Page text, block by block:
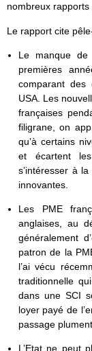
nombreux
Le rapport cite
Le manque
premières
comparant des
USA. Les
françaises
filigrane, on
qu’à certains
et écartent
s’intéresser à
innovantes.
Les PME
anglaises, au
généralement
patron de la
l’ai vécu
traditionnelle
dans une SCI
loyer payé de
passage
L’Etat ne peut